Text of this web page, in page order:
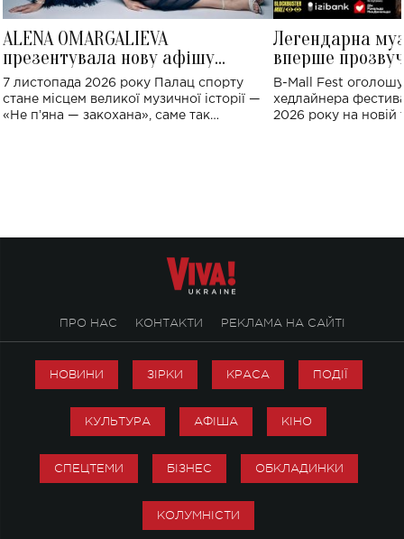
ALENA OMARGALIEVA
презентувала нову афішу
великого концерту в Палаці
спорту
7 листопада 2026 року Палац спорту
стане місцем великої музичної історії —
«Не пʼяна — закохана», саме так
Легендарна
вперше
Україні: де
B-Mall Fest
хедлайнера
2026 року на новій
ПРО НАС КОНТАКТИ РЕКЛАМА НА САЙТІ
НОВИНИ ЗІРКИ КРАСА ПОДІЇ
КУЛЬТУРА АФІША КІНО
СПЕЦТЕМИ БІЗНЕС ОБКЛАДИНКИ
КОЛУМНІСТИ